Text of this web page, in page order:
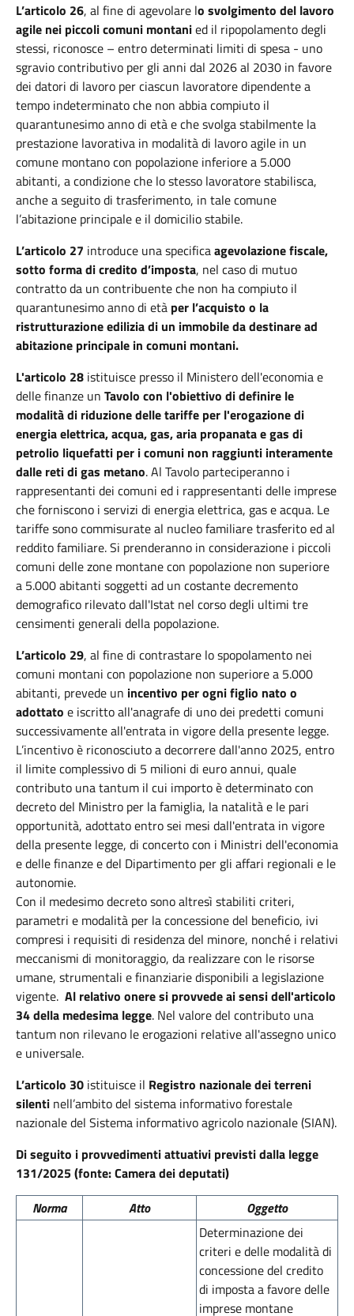
L’articolo 26, al fine di agevolare lo svolgimento del lavoro
agile nei piccoli comuni montanied il ripopolamento degli
stessi, riconosce – entro determinati limiti di spesa - uno
sgravio contributivo per gli anni dal 2026 al 2030 in favore
dei datori di lavoro per ciascun lavoratore dipendente a
tempo indeterminato che non abbia compiuto il
quarantunesimo anno di età e che svolga stabilmente la
prestazione lavorativa in modalità di lavoro agile in un
comune montano con popolazione inferiore a 5.000
abitanti, a condizione che lo stesso lavoratore stabilisca,
anche a seguito di trasferimento, in tale comune
l’abitazione principale e il domicilio stabile.
L’articolo 27 introduce una specificaagevolazione fiscale,
sotto forma di credito d’imposta, nel caso di mutuo
contratto da un contribuente che non ha compiuto il
quarantunesimo anno di età per l’acquisto o la
ristrutturazione edilizia di un immobile da destinare ad
abitazione principale in comuni montani.
L'articolo 28 istituisce presso il Ministero dell'economia e
delle finanze un Tavolo con l'obiettivo di definire le
modalità di riduzione delle tariffe per l'erogazione di
energia elettrica, acqua, gas, aria propanata e gas di
petrolio liquefatti per i comuni non raggiunti interamente
dalle reti di gas metano. Al Tavolo parteciperanno i
rappresentanti dei comuni ed i rappresentanti delle imprese
che forniscono i servizi di energia elettrica, gas e acqua. Le
tariffe sono commisurate al nucleo familiare trasferito ed al
reddito familiare. Si prenderanno in considerazione i piccoli
comuni delle zone montane con popolazione non superiore
a 5.000 abitanti soggetti ad un costante decremento
demografico rilevato dall'Istat nel corso degli ultimi tre
censimenti generali della popolazione.
L’articolo 29, al fine di contrastare lo spopolamento nei
comuni montani con popolazione non superiore a 5.000
abitanti, prevede un incentivo per ogni figlio nato o
adottato e iscritto all'anagrafe di uno dei predetti comuni
successivamente all'entrata in vigore della presente legge.
L’incentivo è riconosciuto a decorrere dall'anno 2025, entro
il limite complessivo di 5 milioni di euro annui, quale
contributo una tantum il cui importo è determinato con
decreto del Ministro per la famiglia, la natalità e le pari
opportunità, adottato entro sei mesi dall'entrata in vigore
della presente legge, di concerto con i Ministri dell'economia
e delle finanze e del Dipartimento per gli affari regionali e le
autonomie.
Con il medesimo decreto sono altresì stabiliti criteri,
parametri e modalità per la concessione del beneficio, ivi
compresi i requisiti di residenza del minore, nonché i relativi
meccanismi di monitoraggio, da realizzare con le risorse
umane, strumentali e finanziarie disponibili a legislazione
vigente. Al relativo onere si provvede ai sensi dell'articolo
34 della medesima legge. Nel valore del contributo una
tantum non rilevano le erogazioni relative all'assegno unico
e universale.
L’articolo 30 istituisce il Registro nazionale dei terreni
silenti nell’ambito del sistema informativo forestale
nazionale del Sistema informativo agricolo nazionale (SIAN).
Di seguito i provvedimenti attuativi previsti dalla legge
131/2025 (fonte: Camera dei deputati)
Norma
Atto
Oggetto
Determinazione dei
criteri e delle modalità di
concessione del credito
di imposta a favore delle
imprese montane